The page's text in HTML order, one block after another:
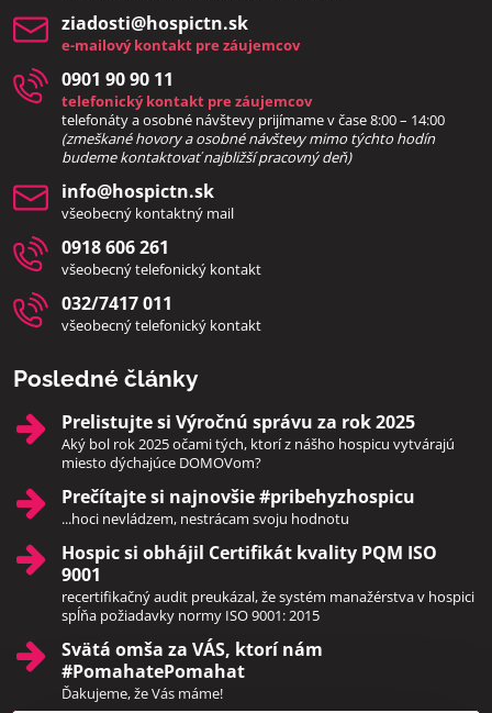
ziadosti​@hospictn​.sk
e-mailový kontakt pre záujemcov
0901 90 90 11
telefonický kontakt pre záujemcov
telefonáty a osobné návštevy prijímame v čase 8:00 – 14:00
(zmeškané hovory a osobné návštevy mimo týchto hodín
budeme kontaktovať najbližší pracovný deň)
info​@hospictn​.sk
všeobecný kontaktný mail
0918 606 261
všeobecný telefonický kontakt
032/7417 011
všeobecný telefonický kontakt
Posledné články
Prelistujte si Výročnú správu za rok 2025
Aký bol rok 2025 očami tých, ktorí z nášho hospicu vytvárajú
miesto dýchajúce DOMOVom?
Prečítajte si najnovšie #pribehyzhospicu
...hoci nevládzem, nestrácam svoju hodnotu
Hospic si obhájil Certifikát kvality PQM ISO
9001
recertifikačný audit preukázal, že systém manažérstva v hospici
spĺňa požiadavky normy ISO 9001: 2015
Svätá omša za VÁS, ktorí nám
#PomahatePomahat
Ďakujeme, že Vás máme!